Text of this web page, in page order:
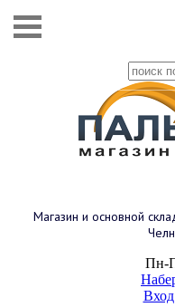
Магазин и основной
Пн-
Вход